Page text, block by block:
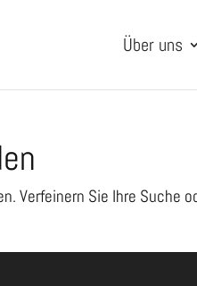
Über uns
Verfeinern Sie Ihre Suche